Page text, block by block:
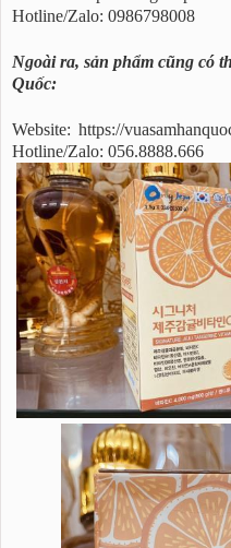
Hotline/Zalo: 0986798008
Ngoài ra, sản phẩm cũng có
Quốc:
Website: https://
Hotline/Zalo: 056.8888.666